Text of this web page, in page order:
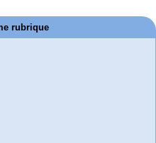
rubrique